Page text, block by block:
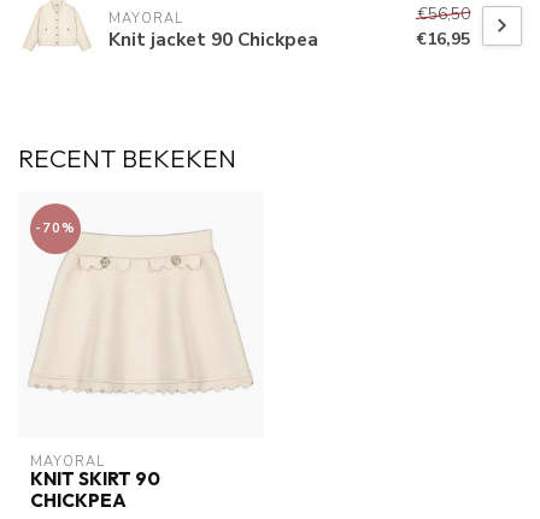
MAYORAL
Knit jacket 90 Chickpea
€56,50
€16,95
RECENT BEKEKEN
-70%
MAYORAL
KNIT SKIRT 90
CHICKPEA